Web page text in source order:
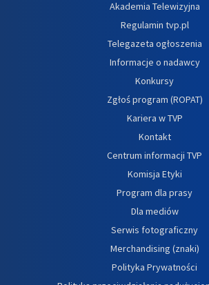
Akademia Telewizyjna
Regulamin tvp.pl
Telegazeta ogłoszenia
Informacje o nadawcy
Konkursy
Zgłoś program (ROPAT)
Kariera w TVP
Kontakt
Centrum informacji TVP
Komisja Etyki
Program dla prasy
Dla mediów
Serwis fotograficzny
Merchandising (znaki)
Polityka Prywatności